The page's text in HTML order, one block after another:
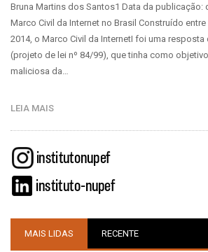
Bruna Martins dos Santos1 Data da publicação:
Marco Civil da Internet no Brasil Construído
2014, o Marco Civil da InternetI foi uma resposta
(projeto de lei nº 84/99), que tinha como
maliciosa da…
LEIA MAIS
MAIS LIDAS RECENTE